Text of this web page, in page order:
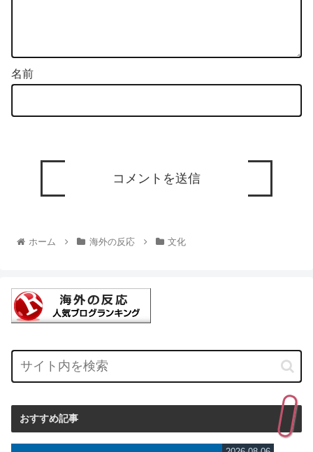
名前
ホーム 海外の反応 文化
おすすめ記事